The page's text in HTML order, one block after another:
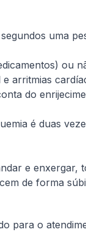
uma
ou
arritmias
do
é duas
e enxergar,
de forma
para o